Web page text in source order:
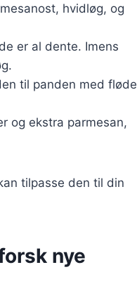
hvidløg, og
er al dente. Imens
til panden med fløde
og ekstra parmesan,
tilpasse den til din
nye